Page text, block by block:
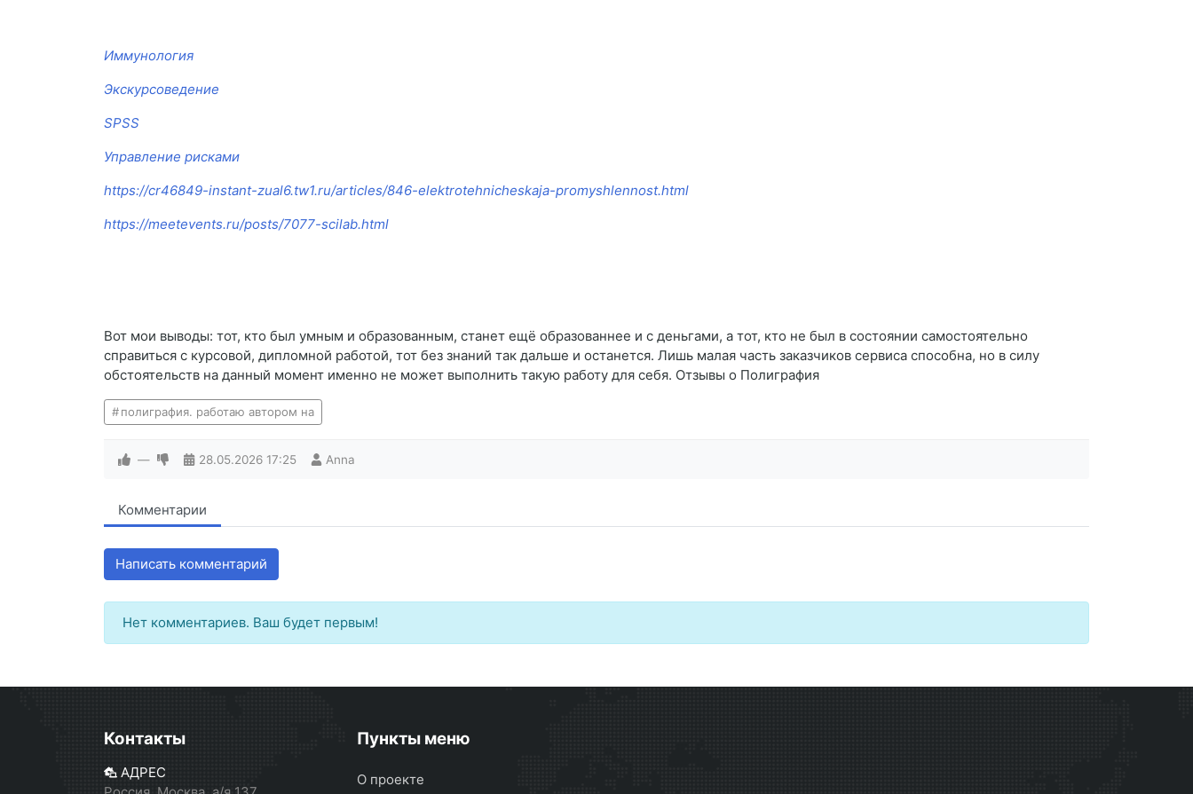
Иммунология
Экскурсоведение
SPSS
Управление рисками
https://cr46849-instant-zual6.tw1.ru/articles/846-elektrotehnicheskaja-promyshlennost.html
https://meetevents.ru/posts/7077-scilab.html
Вот мои выводы: тот, кто был умным и образованным, станет ещё образованнее и с деньгами, а тот, кто не был в состоянии самостоятельно
справиться с курсовой, дипломной работой, тот без знаний так дальше и останется. Лишь малая часть заказчиков сервиса способна, но в силу
обстоятельств на данный момент именно не может выполнить такую работу для себя. Отзывы о Полиграфия
полиграфия. работаю автором на
— 28.05.2026 17:25 Anna
Комментарии
Написать комментарий
Нет комментариев. Ваш будет первым!
Контакты
АДРЕС
Пункты меню
О проекте